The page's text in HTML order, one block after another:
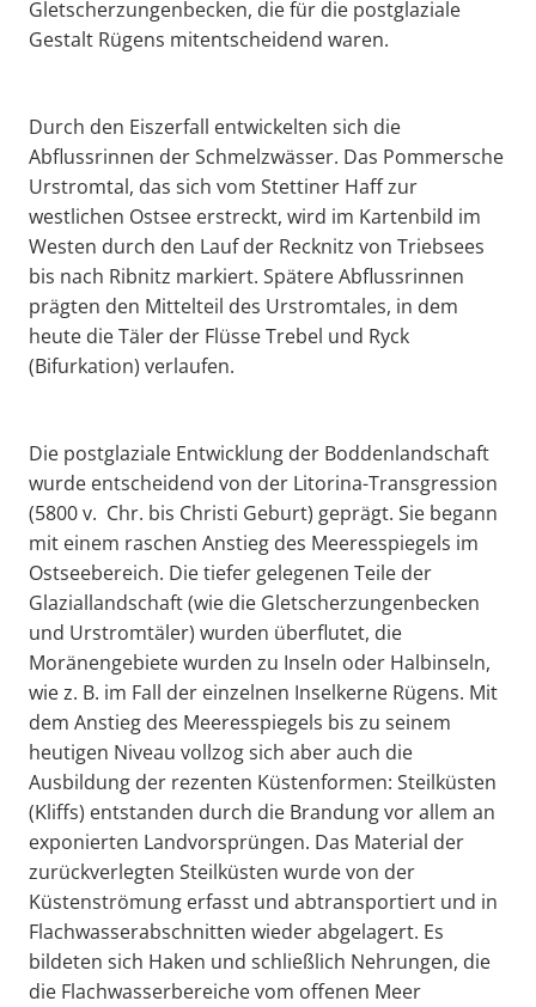
Gletscherzungenbecken, die für die postglaziale
Gestalt Rügens mitentscheidend waren.
Durch den Eiszerfall entwickelten sich die
Abflussrinnen der Schmelzwässer. Das Pommersche
Urstromtal, das sich vom Stettiner Haff zur
westlichen Ostsee erstreckt, wird im Kartenbild im
Westen durch den Lauf der Recknitz von Triebsees
bis nach Ribnitz markiert. Spätere Abflussrinnen
prägten den Mittelteil des Urstromtales, in dem
heute die Täler der Flüsse Trebel und Ryck
(Bifurkation) verlaufen.
Die postglaziale Entwicklung der Boddenlandschaft
wurde entscheidend von der Litorina-Transgression
(5800 v. Chr. bis Christi Geburt) geprägt. Sie begann
mit einem raschen Anstieg des Meeresspiegels im
Ostseebereich. Die tiefer gelegenen Teile der
Glaziallandschaft (wie die Gletscherzungenbecken
und Urstromtäler) wurden überflutet, die
Moränengebiete wurden zu Inseln oder Halbinseln,
wie z. B. im Fall der einzelnen Inselkerne Rügens. Mit
dem Anstieg des Meeresspiegels bis zu seinem
heutigen Niveau vollzog sich aber auch die
Ausbildung der rezenten Küstenformen: Steilküsten
(Kliffs) entstanden durch die Brandung vor allem an
exponierten Landvorsprüngen. Das Material der
zurückverlegten Steilküsten wurde von der
Küstenströmung erfasst und abtransportiert und in
Flachwasserabschnitten wieder abgelagert. Es
bildeten sich Haken und schließlich Nehrungen, die
die Flachwasserbereiche vom offenen Meer